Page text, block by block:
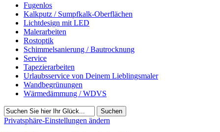
Fugenlos
Kalkputz / Sumpfkalk-Oberflächen
Lichtdesign mit LED
Malerarbeiten
Rostoptik
Schimmelsanierung / Bautrocknung
Service
Tapezierarbeiten
Urlaubsservice von Deinem Lieblingsmaler
Wandbegrünungen
Wärmedämmung / WDVS
Suchen
Privatsphäre-Einstellungen ändern